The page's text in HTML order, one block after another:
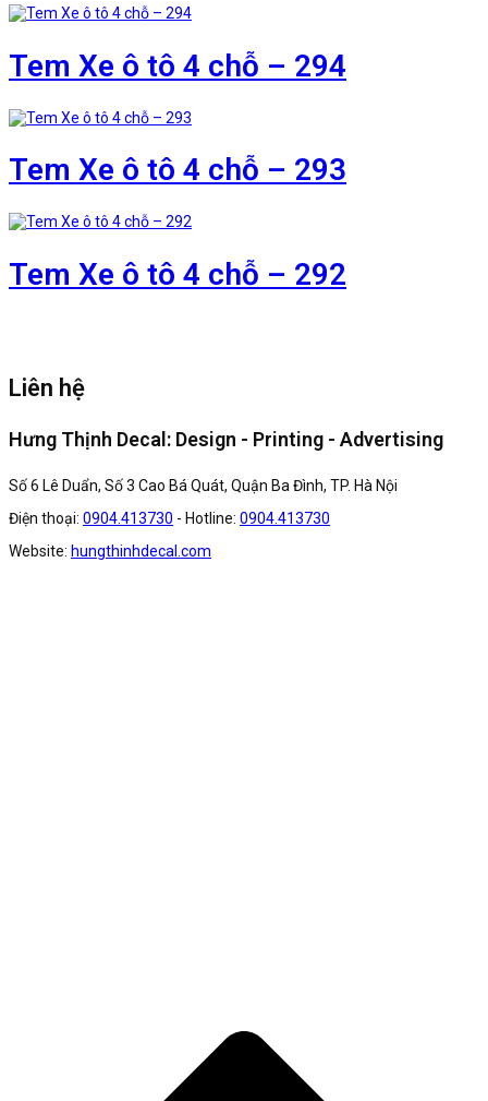
Tem Xe ô tô 4 chỗ – 294
Tem Xe ô tô 4 chỗ – 293
Tem Xe ô tô 4 chỗ – 292
Liên hệ
Hưng Thịnh Decal: Design - Printing - Advertising
Số 6 Lê Duẩn, Số 3 Cao Bá Quát, Quận Ba Đình, TP. Hà Nội
Điện thoại: 0904.413730 - Hotline: 0904.413730
Website: hungthinhdecal.com